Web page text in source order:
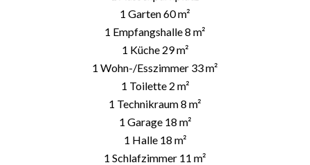
1 Garten60 m²
1 Empfangshalle8 m²
1 Küche 29 m²
1 Wohn-/Esszimmer 33 m²
1 Toilette 2 m²
1 Technikraum8 m²
1 Garage 18 m²
1 Halle 18 m²
1 Schlafzimmer 11 m²